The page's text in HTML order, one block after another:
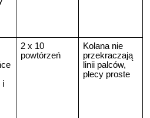
i
2 x 10
powtórzeń
Kolana nie
przekraczają
linii palców,
plecy proste